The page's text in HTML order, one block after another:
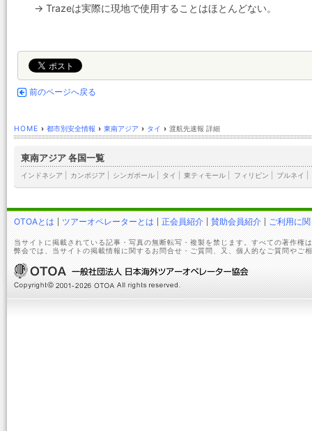
→ Trazeは実際に現地で使用することはほとんどない。
前のページへ戻る
HOME › 都市別安全情報 › 東南アジア › タイ › 渡航先速報 詳細
東南アジア 各国一覧
インドネシア カンボジア シンガポール タイ 東ティモール フィリピン ブルネイ
OTOAとは ツアーオペレーターとは 正会員紹介 賛助会員紹介 ご利用に
当サイトに掲載されている記事・写真の無断転写・複製を禁じます。すべての著作権
弊会では、当サイトの掲載情報に関するお問合せ・ご質問、又、個人的なご質問やご